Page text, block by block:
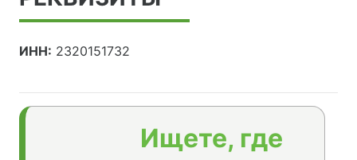
ИНН: 2320151732
Ищете, где